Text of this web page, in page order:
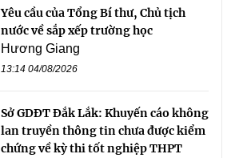
Yêu cầu của Tổng Bí thư, Chủ tịch
nước về sắp xếp trường học
Hương Giang
13:14 04/08/2026
Sở GDĐT Đắk Lắk: Khuyến cáo không
lan truyền thông tin chưa được kiểm
chứng về kỳ thi tốt nghiệp THPT